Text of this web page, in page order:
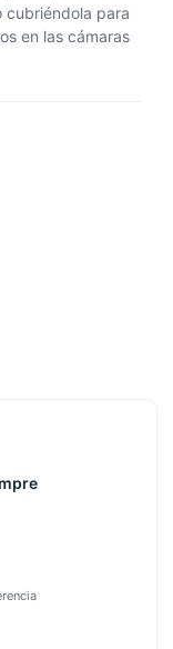
cubriéndola para
en las cámaras